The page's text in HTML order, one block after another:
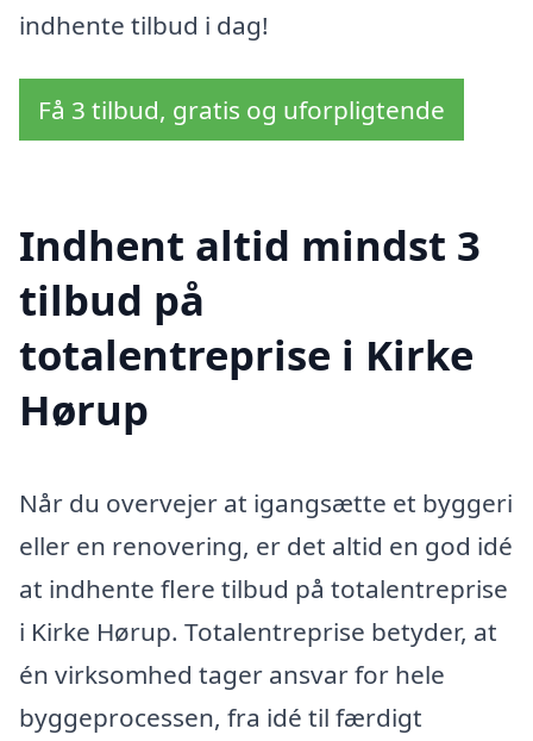
indhente tilbud i dag!
Få 3 tilbud, gratis og uforpligtende
Indhent altid mindst 3
tilbud på
totalentreprise i Kirke
Hørup
Når du overvejer at igangsætte et byggeri
eller en renovering, er det altid en god idé
at indhente flere tilbud på totalentreprise
i Kirke Hørup. Totalentreprise betyder, at
én virksomhed tager ansvar for hele
byggeprocessen, fra idé til færdigt